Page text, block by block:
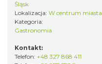
Śląsk
Lokalizacja: W centrum miasta
Kategoria:
Gastronomia
Kontakt:
Telefon: +48 327 868 411